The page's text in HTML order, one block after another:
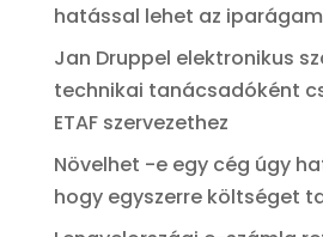
hatással lehet az
Jan Druppel elektronikus
technikai tanácsadóként
ETAF szervezethez
Növelhet -e egy cég úgy
hogy egyszerre költséget